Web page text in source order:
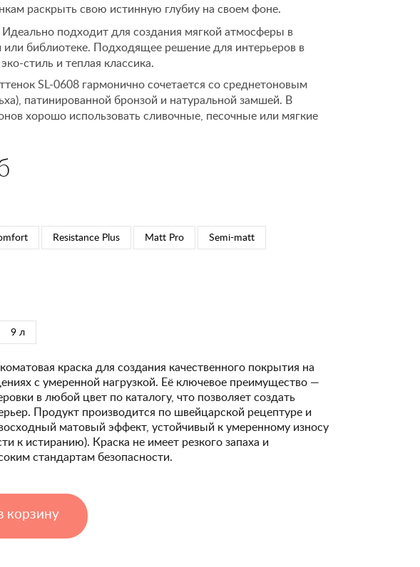
раскрыть свою истинную глубиу на своем фоне.
Идеально подходит для создания мягкой атмосферы в
или библиотеке. Подходящее решение для интерьеров в
стиль и теплая классика.
SL-0608 гармонично сочетается со среднетоновым
патинированной бронзой и натуральной замшей. В
хорошо использовать сливочные, песочные или мягкие
Resistance Plus Matt Pro Semi-matt
9 л
краска для создания качественного покрытия на
с умеренной нагрузкой. Её ключевое преимущество —
в любой цвет по каталогу, что позволяет создать
Продукт производится по швейцарской рецептуре и
матовый эффект, устойчивый к умеренному износу
к истиранию). Краска не имеет резкого запаха и
стандартам безопасности.
корзину